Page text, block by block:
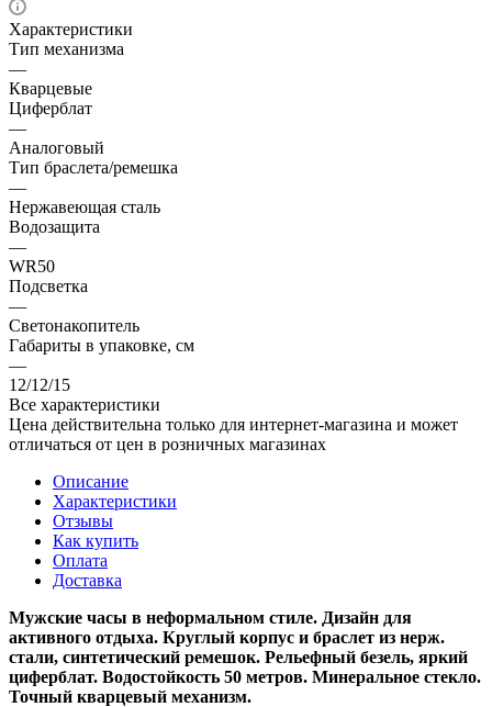
Характеристики
Тип механизма
—
Кварцевые
Циферблат
—
Аналоговый
Тип браслета/ремешка
—
Нержавеющая сталь
Водозащита
—
WR50
Подсветка
—
Светонакопитель
Габариты в упаковке, см
—
12/12/15
Все характеристики
Цена действительна только для интернет-магазина и может
отличаться от цен в розничных магазинах
Описание
Характеристики
Отзывы
Как купить
Оплата
Доставка
Мужские часы в неформальном стиле. Дизайн для
активного отдыха. Круглый корпус и браслет из нерж.
стали, синтетический ремешок. Рельефный безель, яркий
циферблат. Водостойкость 50 метров. Минеральное стекло.
Точный кварцевый механизм.